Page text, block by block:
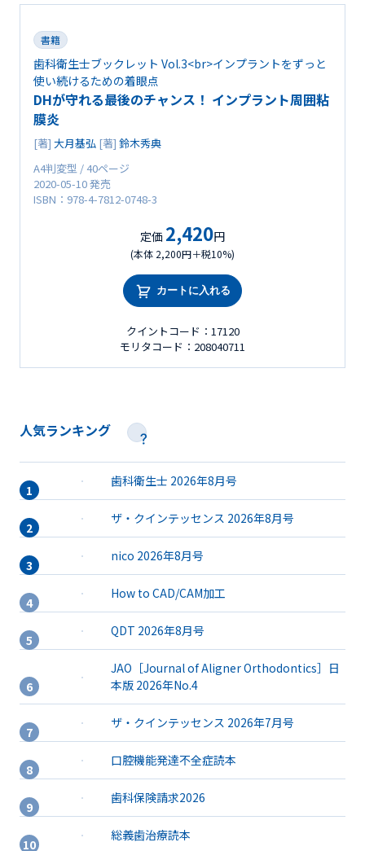
書籍
歯科衛生士ブックレット Vol.3<br>インプラントをずっと
使い続けるための着眼点
DHが守れる最後のチャンス！ インプラント周囲粘
膜炎
[著] 大月基弘 [著] 鈴木秀典
A4判変型 / 40ページ
2020-05-10 発売
ISBN：978-4-7812-0748-3
定価 2,420円
(本体 2,200円＋税10%)
カートに入れる
クイントコード：17120
モリタコード：208040711
人気ランキング
歯科衛生士 2026年8月号
ザ・クインテッセンス 2026年8月号
nico 2026年8月号
How to CAD/CAM加工
QDT 2026年8月号
JAO［Journal of Aligner Orthodontics］日
本版 2026年No.4
ザ・クインテッセンス 2026年7月号
口腔機能発達不全症読本
歯科保険請求2026
総義歯治療読本